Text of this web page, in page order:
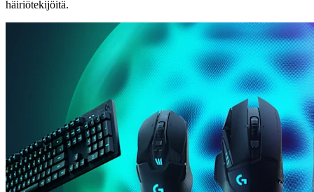
häiriötekijöitä.